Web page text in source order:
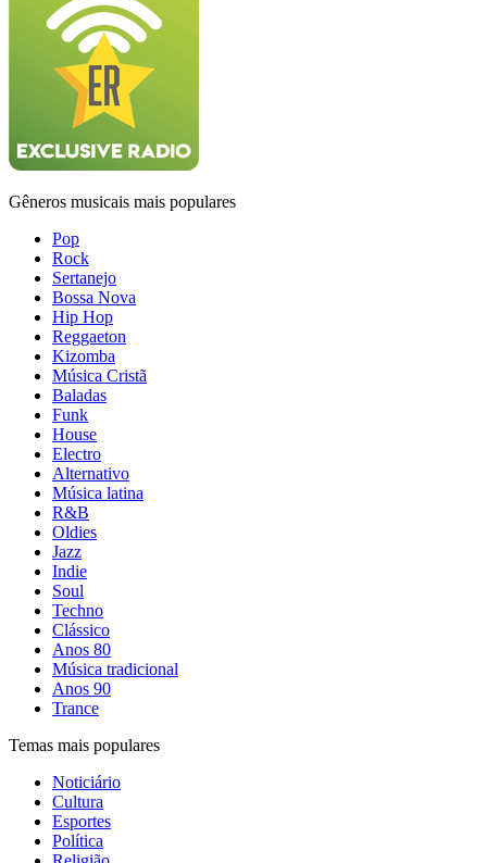
Gêneros musicais mais populares
Pop
Rock
Sertanejo
Bossa Nova
Hip Hop
Reggaeton
Kizomba
Música Cristã
Baladas
Funk
House
Electro
Alternativo
Música latina
R&B
Oldies
Jazz
Indie
Soul
Techno
Clássico
Anos 80
Música tradicional
Anos 90
Trance
Temas mais populares
Noticiário
Cultura
Esportes
Política